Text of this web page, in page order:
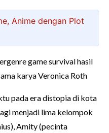
Anime dengan Plot
game survival hasil
karya Veronica Roth
pada era distopia di kota
menjadi lima kelompok
Amity (pecinta